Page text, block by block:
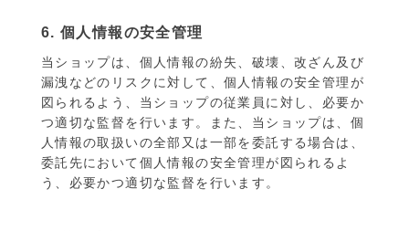
6. 個人情報の安全管理
当ショップは、個人情報の紛失、破壊、改ざん及び
漏洩などのリスクに対して、個人情報の安全管理が
図られるよう、当ショップの従業員に対し、必要か
つ適切な監督を行います。また、当ショップは、個
人情報の取扱いの全部又は一部を委託する場合は、
委託先において個人情報の安全管理が図られるよ
う、必要かつ適切な監督を行います。